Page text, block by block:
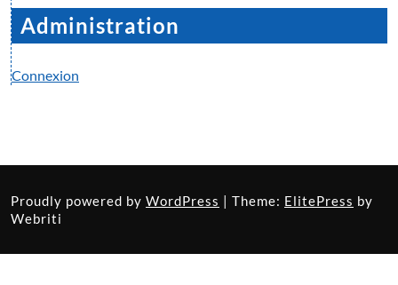
Administration
Connexion
Proudly powered by WordPress | Theme: ElitePress by
Webriti